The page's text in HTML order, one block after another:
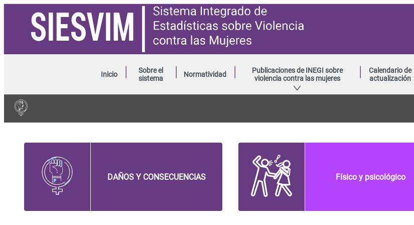
Inicio
Sobre el
sistema
Normatividad
Publicaciones de INEGI sobre
violencia contra las mujeres
Calendario de
actualización
DAÑOS Y CONSECUENCIAS Físico y psicológico